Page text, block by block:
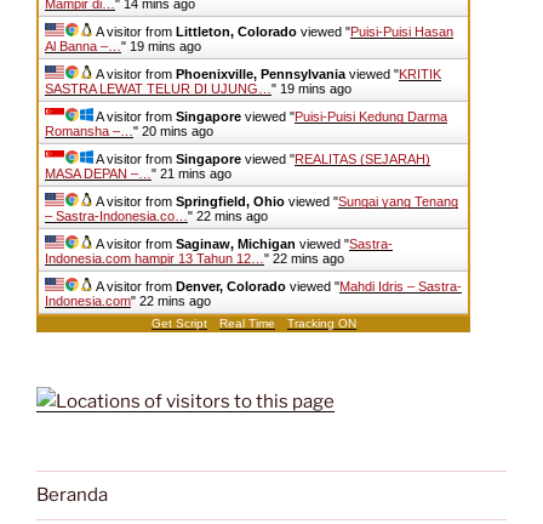
Mampir di… " 14 mins ago
A visitor from Littleton, Colorado viewed "Puisi-Puisi Hasan
Al Banna –… " 19 mins ago
A visitor from Phoenixville, Pennsylvania viewed "KRITIK
SASTRA LEWAT TELUR DI UJUNG… " 19 mins ago
A visitor from Singapore viewed "Puisi-Puisi Kedung Darma
Romansha –… " 20 mins ago
A visitor from Singapore viewed "REALITAS (SEJARAH)
MASA DEPAN –… " 22 mins ago
A visitor from Springfield, Ohio viewed "Sungai yang Tenang
– Sastra-Indonesia.co… " 22 mins ago
A visitor from Saginaw, Michigan viewed "Sastra-
Indonesia.com hampir 13 Tahun 12… " 22 mins ago
A visitor from Denver, Colorado viewed "Mahdi Idris – Sastra-
Indonesia.com" 22 mins ago
Get Script Real Time Tracking ON
Beranda